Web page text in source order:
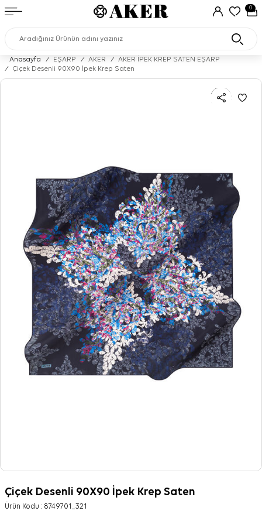
0
Anasayfa / EŞARP / AKER /
AKER İPEK KREP SATEN EŞARP
/
Çiçek Desenli 90X90 İpek Krep Saten
Çiçek Desenli 90X90 İpek Krep Saten
Ürün Kodu : 8749701_321